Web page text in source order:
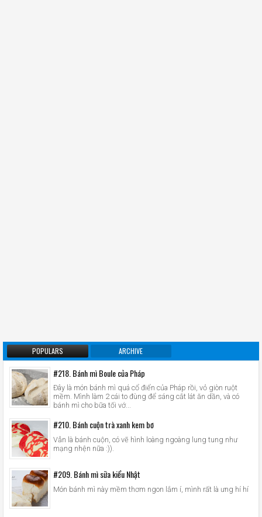
POPULARS ARCHIVE
#218. Bánh mì Boule của Pháp
Đây là món bánh mì quá cổ điển của Pháp rồi, vỏ giòn ruột
mềm. Mình làm 2 cái to đùng để sáng cắt lát ăn dần, và có
bánh mì cho bữa tối vớ...
#210. Bánh cuộn trà xanh kem bơ
Vẫn là bánh cuộn, có vẽ hình loàng ngoàng lung tung như
mạng nhện nữa :)).
#209. Bánh mì sữa kiểu Nhật
Món bánh mì này mềm thơm ngon lắm í, mình rất là ưng hí hí